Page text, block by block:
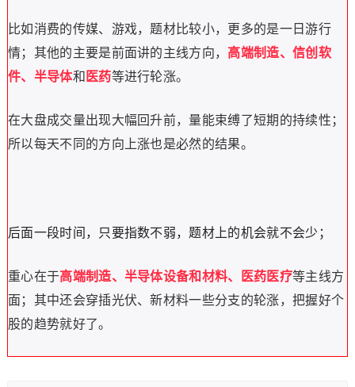
比如消费的传媒、游戏，题材比较小，更多的是一日游行
情； 其他的主要是前面讲的主线方向， 高端制造、信创软
件、半导体和 医药等进行轮涨。
在大盘成交量出现大幅回升前，量能束缚了短期的持续性；
所以每天不同的方向上涨也是必然的结果。
后面一段时间，只要指数不弱，题材上的机会就不会少；
重心在于高端制造、半导体设备和材料、医药医疗等主线方
面； 其中还会穿插光伏、新材料一些分支的轮涨，把握好个
股的趋势就好了。